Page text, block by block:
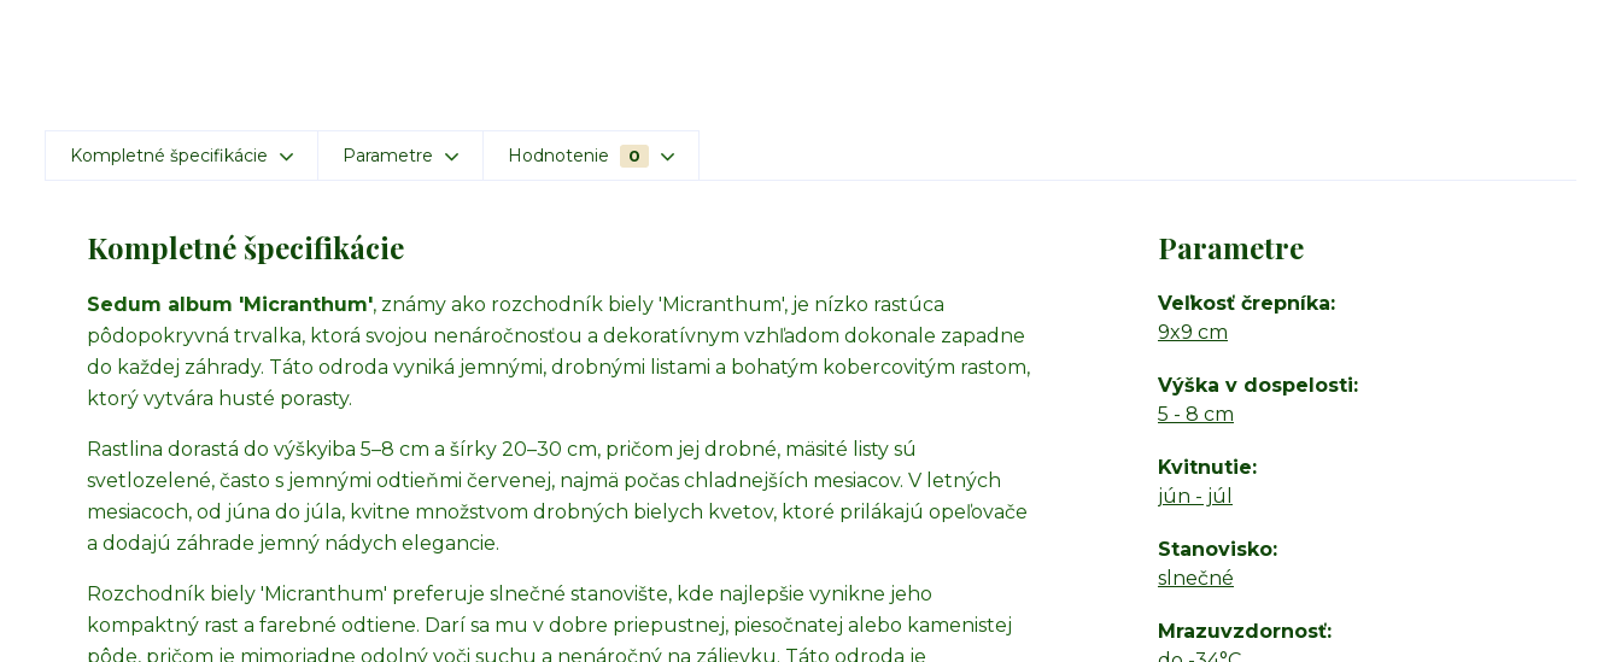
Kompletné špecifikácie Parametre Hodnotenie 0
Kompletné špecifikácie
Sedum album 'Micranthum', známy ako rozchodník biely 'Micranthum', je nízko rastúca
pôdopokryvná trvalka, ktorá svojou nenáročnosťou a dekoratívnym vzhľadom dokonale zapadne
do každej záhrady. Táto odroda vyniká jemnými, drobnými listami a bohatým kobercovitým rastom,
ktorý vytvára husté porasty.
Rastlina dorastá do výškyiba 5–8 cm a šírky 20–30 cm, pričom jej drobné, mäsité listy sú
svetlozelené, často s jemnými odtieňmi červenej, najmä počas chladnejších mesiacov. V letných
mesiacoch, od júna do júla, kvitne množstvom drobných bielych kvetov, ktoré prilákajú opeľovače
a dodajú záhrade jemný nádych elegancie.
Rozchodník biely 'Micranthum' preferuje slnečné stanovište, kde najlepšie vynikne jeho
kompaktný rast a farebné odtiene. Darí sa mu v dobre priepustnej, piesočnatej alebo kamenistej
pôde, pričom je mimoriadne odolný voči suchu a nenáročný na zálievku. Táto odroda je
Parametre
Veľkosť črepníka
9x9 cm
Výška v dospelosti
5 - 8 cm
Kvitnutie
jún - júl
Stanovisko
slnečné
Mrazuvzdornosť